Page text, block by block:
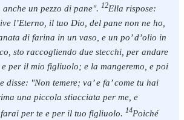
un pezzo di pane". 12Ella rispose:
l’Eterno, il tuo Dio, del pane non ne ho,
di farina in un vaso, e un po’ d’olio in
sto raccogliendo due stecchi, per andare
per il mio figliuolo; e la mangeremo, e poi
disse: "Non temere; va’ e fa’ come tu hai
una piccola stiacciata per me, e
per te e per il tuo figliuolo. 14Poiché